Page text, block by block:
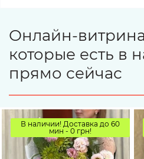
Онлайн-
которые есть в
прямо сейчас
В наличии! Доставка до 60
мин - 0 грн!